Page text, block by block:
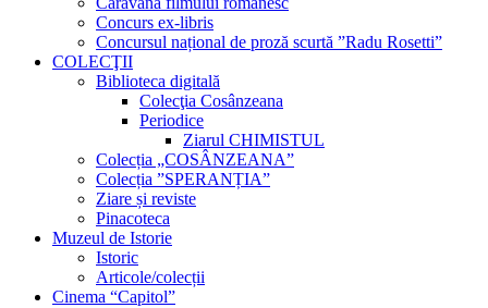
Concurs ex-libris
Concursul național de proză scurtă ”Radu Rosetti”
COLECŢII
Biblioteca digitală
Colecţia Cosânzeana
Periodice
Ziarul CHIMISTUL
Colecția „COSÂNZEANA”
Colecția ”SPERANȚIA”
Ziare și reviste
Pinacoteca
Muzeul de Istorie
Istoric
Articole/colecții
Cinema “Capitol”